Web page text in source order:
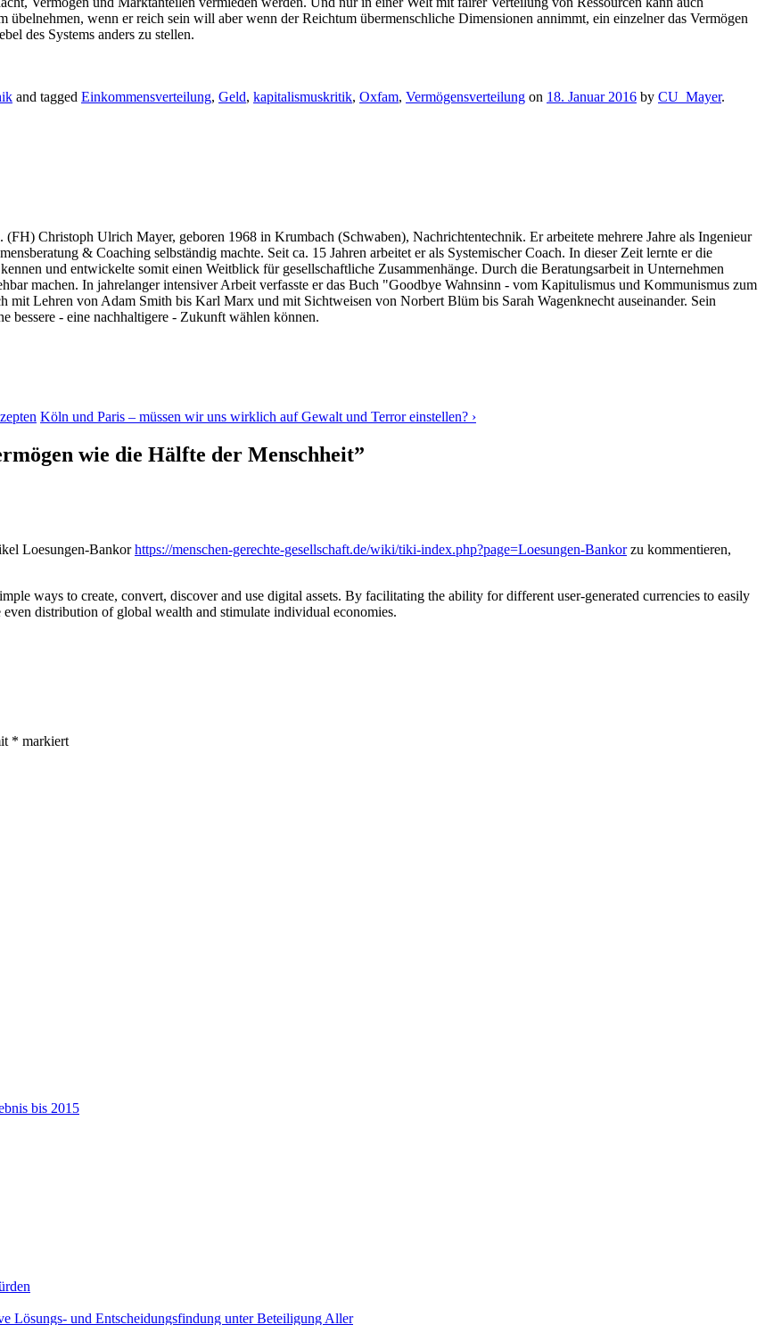
wenn er reich sein will aber wenn der Reichtum übermenschliche Dimensionen annimmt, ein einzelner das Vermögen
des Systems anders zu stellen.
and tagged Einkommensverteilung, Geld, kapitalismuskritik, Oxfam, Vermögensverteilung on 18. Januar 2016 by CU_Mayer.
Christoph Ulrich Mayer, geboren 1968 in Krumbach (Schwaben), Nachrichtentechnik. Er arbeitete mehrere Jahre als Ingenieur
& Coaching selbständig machte. Seit ca. 15 Jahren arbeitet er als Systemischer Coach. In dieser Zeit lernte er die
und entwickelte somit einen Weitblick für gesellschaftliche Zusammenhänge. Durch die Beratungsarbeit in Unternehmen
machen. In jahrelanger intensiver Arbeit verfasste er das Buch "Goodbye Wahnsinn - vom Kapitulismus und Kommunismus zum
mit Lehren von Adam Smith bis Karl Marx und mit Sichtweisen von Norbert Blüm bis Sarah Wagenknecht auseinander. Sein
bessere - eine nachhaltigere - Zukunft wählen können.
Köln und Paris – müssen wir uns wirklich auf Gewalt und Terror einstellen? ›
wie die Hälfte der Menschheit”
Loesungen-Bankorhttps://menschen-gerechte-gesellschaft.de/wiki/tiki-index.php?page=Loesungen-Bankorzu kommentieren,
ways to create, convert, discover and use digital assets. By facilitating the ability for different user-generated currencies to easily
distribution of global wealth and stimulate individual economies.
* markiert
bis 2015
Lösungs- und Entscheidungsfindung unter Beteiligung Aller